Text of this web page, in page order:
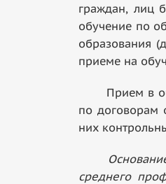
граждан, лиц
обучение по
образования
приеме на
Прием в
по договорам
них
среднего